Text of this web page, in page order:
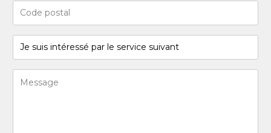
Code
(Required)
Je
intéressé
par
(Required)